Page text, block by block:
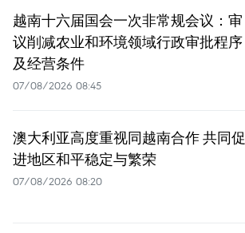
越南十六届国会一次非常规会议：审
议削减农业和环境领域行政审批程序
及经营条件
07/08/2026 08:45
澳大利亚高度重视同越南合作 共同促
进地区和平稳定与繁荣
07/08/2026 08:20